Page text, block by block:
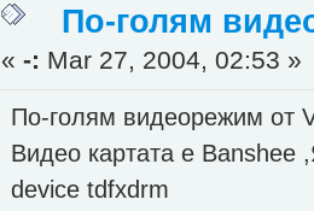
По-голям
«-: Mar 27, 2004, 02:53 »
По-голям видеорежим от
Видео картата е Banshee
device tdfxdrm